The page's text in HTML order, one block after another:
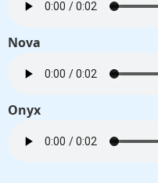
Nova
Onyx